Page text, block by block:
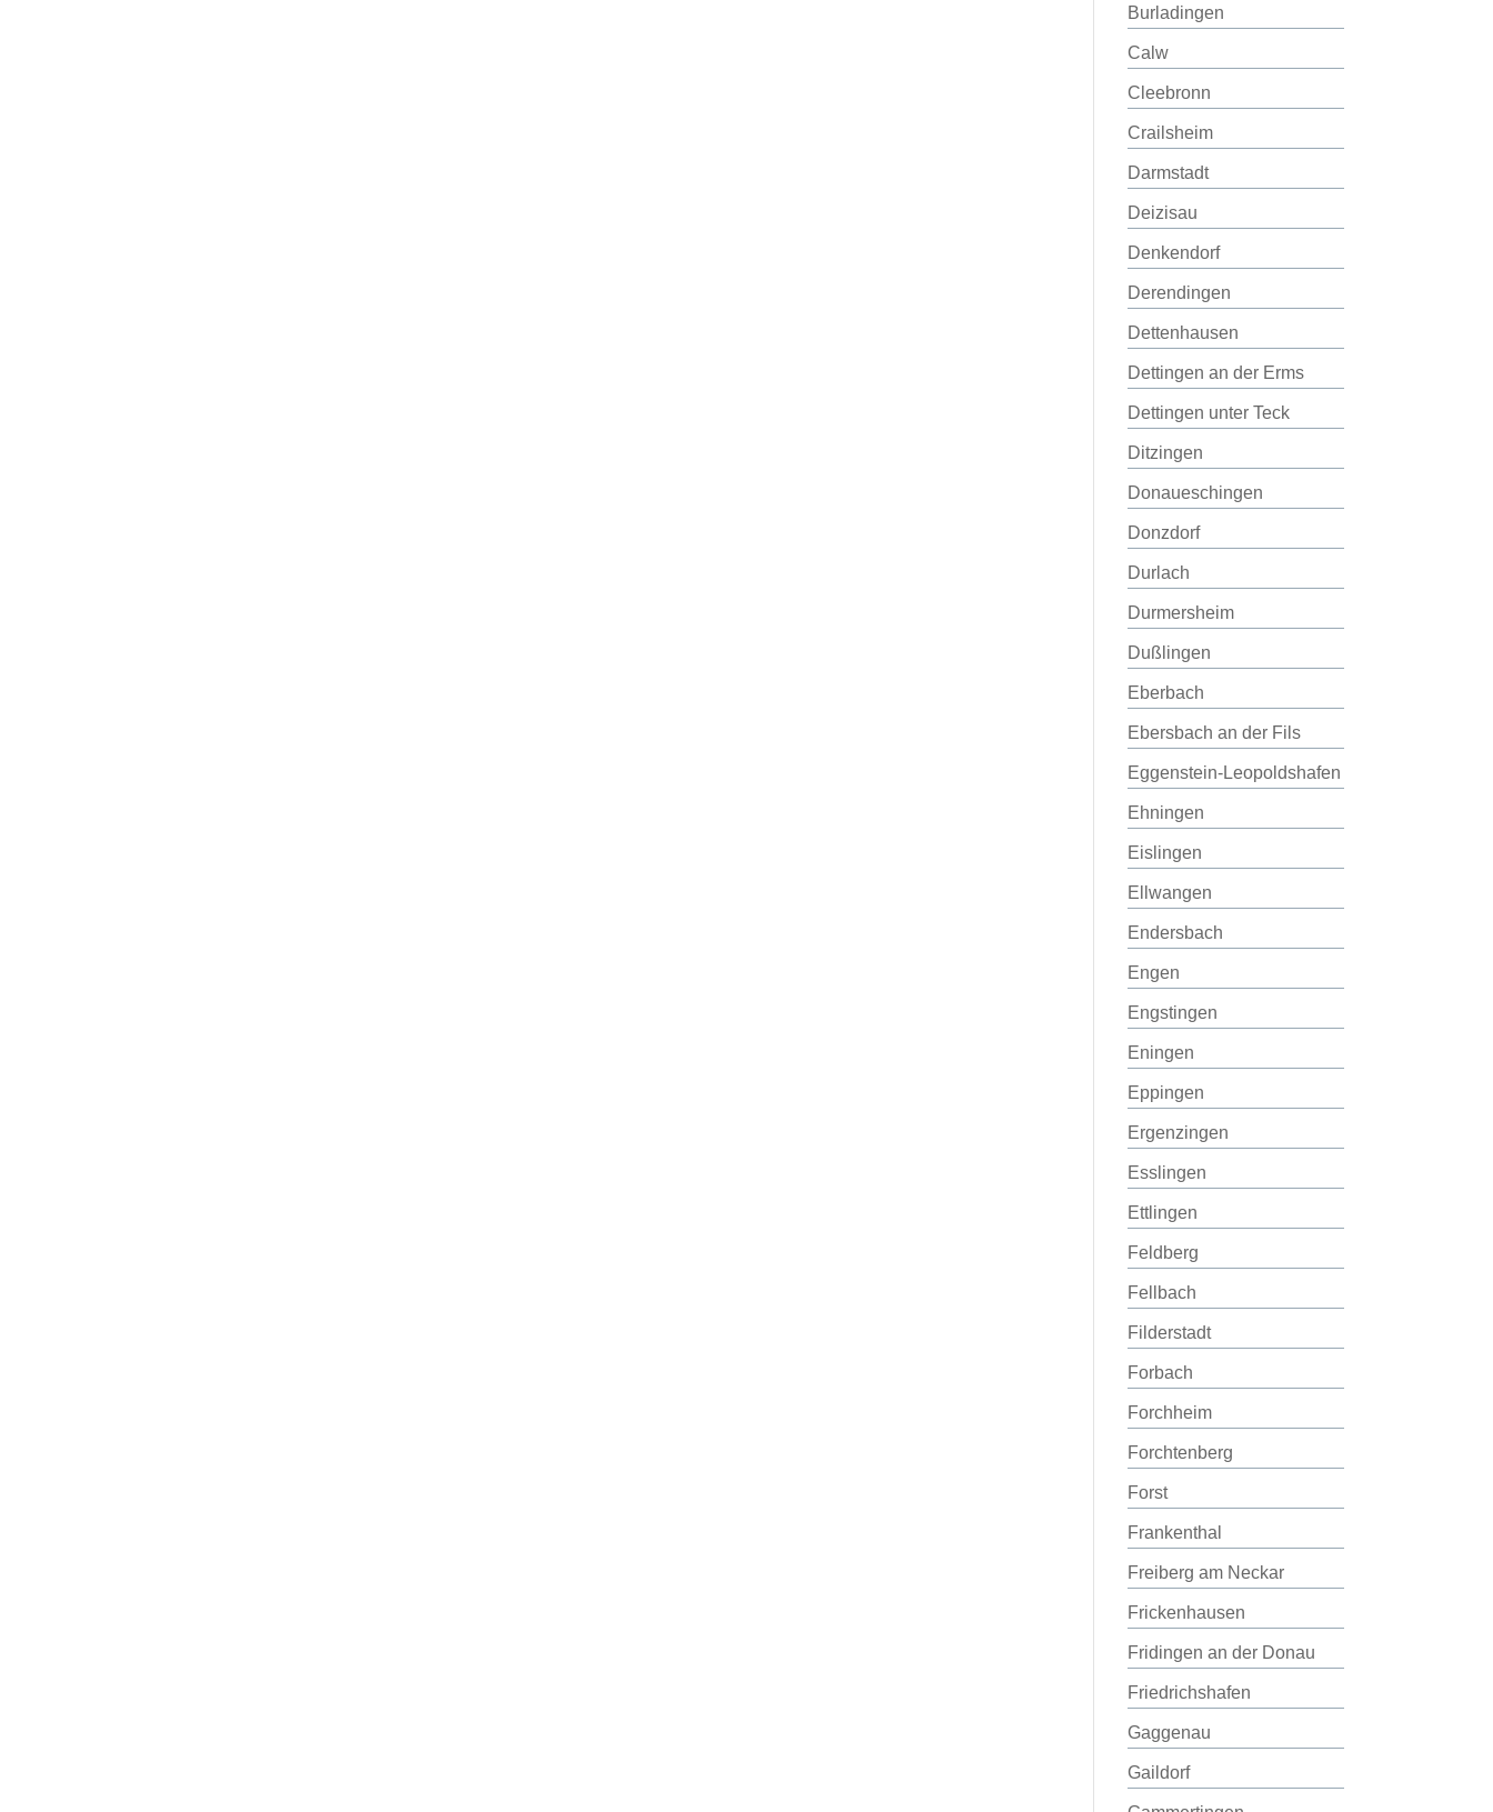
Burladingen
Calw
Cleebronn
Crailsheim
Darmstadt
Deizisau
Denkendorf
Derendingen
Dettenhausen
Dettingen an der Erms
Dettingen unter Teck
Ditzingen
Donaueschingen
Donzdorf
Durlach
Durmersheim
Dußlingen
Eberbach
Ebersbach an der Fils
Eggenstein-Leopoldshafen
Ehningen
Eislingen
Ellwangen
Endersbach
Engen
Engstingen
Eningen
Eppingen
Ergenzingen
Esslingen
Ettlingen
Feldberg
Fellbach
Filderstadt
Forbach
Forchheim
Forchtenberg
Forst
Frankenthal
Freiberg am Neckar
Frickenhausen
Fridingen an der Donau
Friedrichshafen
Gaggenau
Gaildorf